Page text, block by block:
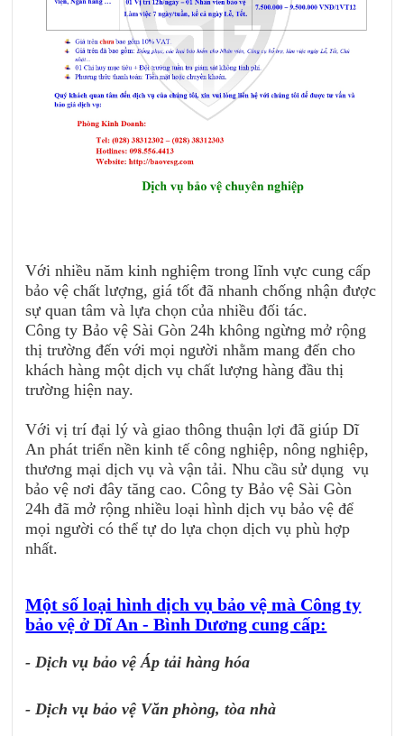
Với nhiều năm kinh nghiệm trong lĩnh vực cung cấp
bảo vệ chất lượng, giá tốt đã nhanh chống nhận được
sự quan tâm và lựa chọn của nhiều đối tác.
Công ty Bảo vệ Sài Gòn 24h không ngừng mở rộng
thị trường đến với mọi người nhằm mang đến cho
khách hàng một dịch vụ chất lượng hàng đầu thị
trường hiện nay.
Với vị trí đại lý và giao thông thuận lợi đã giúp Dĩ
An phát triển nền kinh tế công nghiệp, nông nghiệp,
thương mại dịch vụ và vận tải. Nhu cầu sử dụng vụ
bảo vệ nơi đây tăng cao. Công ty Bảo vệ Sài Gòn
24h đã mở rộng nhiều loại hình dịch vụ bảo vệ để
mọi người có thể tự do lựa chọn dịch vụ phù hợp
nhất.
Một số loại hình dịch vụ bảo vệ mà Công ty
bảo vệ ở Dĩ An - Bình Dương cung cấp:
- Dịch vụ bảo vệ Áp tải hàng hóa
- Dịch vụ bảo vệ Văn phòng, tòa nhà